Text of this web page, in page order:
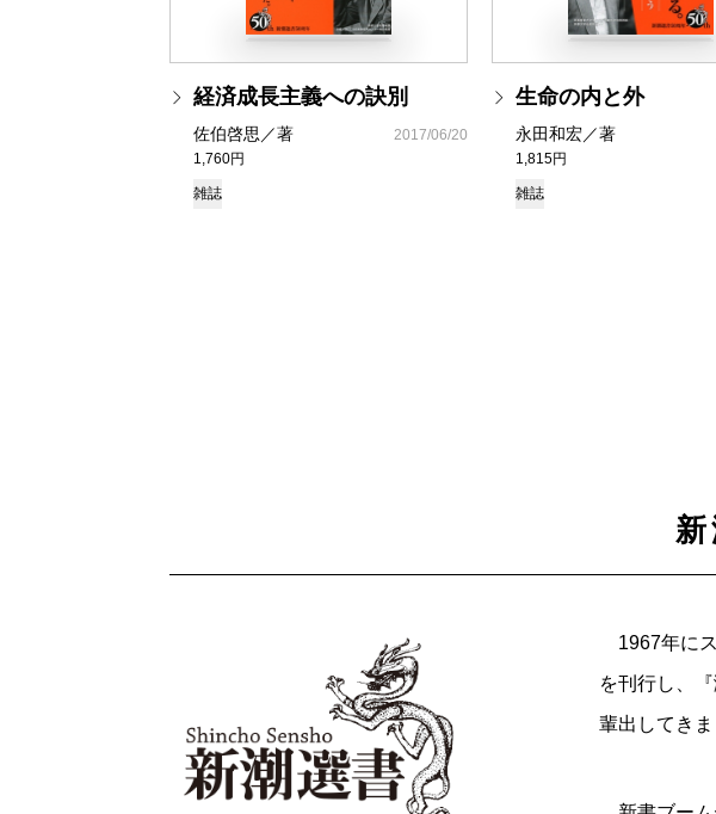
経済成長主義への訣別
佐伯啓思／著
1,760円
2017/06/20
雑誌
生命の内と外
永田和宏／著
1,815円
雑誌
1967年にス
を刊行し、
輩出してきま